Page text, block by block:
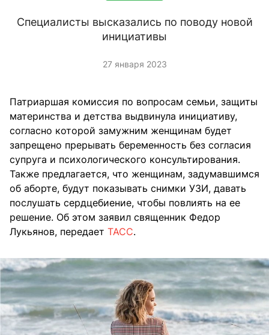
Специалисты высказались по поводу новой
инициативы
27 января 2023
Патриаршая комиссия по вопросам семьи, защиты
материнства и детства выдвинула инициативу,
согласно которой замужним женщинам будет
запрещено прерывать беременность без согласия
супруга и психологического консультирования.
Также предлагается, что женщинам, задумавшимся
об аборте, будут показывать снимки УЗИ, давать
послушать сердцебиение, чтобы повлиять на ее
решение. Об этом заявил священник Федор
Лукьянов, передает ТАСС.